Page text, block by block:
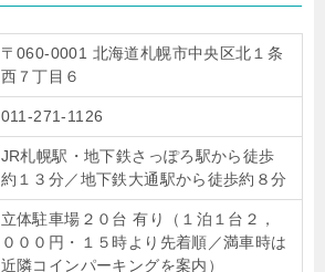
〒060-0001 北海道札幌市中央区北１条
西７丁目６
011-271-1126
JR札幌駅・地下鉄さっぽろ駅から徒歩
約１３分／地下鉄大通駅から徒歩約８分
立体駐車場２０台 有り（１泊１台２，
０００円・１５時より先着順／満車時は
近隣コインパーキングを案内）